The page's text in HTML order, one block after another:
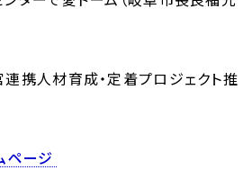
連携人材育成・定着プロジェクト推
ページ